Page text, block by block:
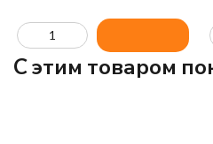
C этим товаром